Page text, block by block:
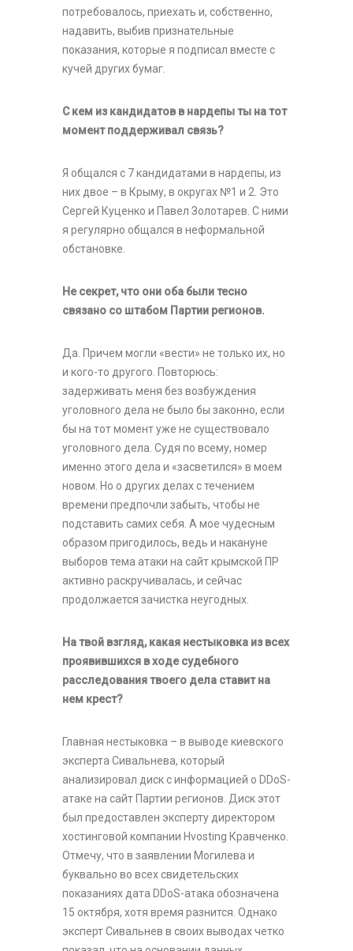
потребовалось, приехать и, собственно,
надавить, выбив признательные
показания, которые я подписал вместе с
кучей других бумаг.
С кем из кандидатов в нардепы ты на тот
момент поддерживал связь?
Я общался с 7 кандидатами в нардепы, из
них двое – в Крыму, в округах №1 и 2. Это
Сергей Куценко и Павел Золотарев. С ними
я регулярно общался в неформальной
обстановке.
Не секрет, что они оба были тесно
связано со штабом Партии регионов.
Да. Причем могли «вести» не только их, но
и кого-то другого. Повторюсь:
задерживать меня без возбуждения
уголовного дела не было бы законно, если
бы на тот момент уже не существовало
уголовного дела. Судя по всему, номер
именно этого дела и «засветился» в моем
новом. Но о других делах с течением
времени предпочли забыть, чтобы не
подставить самих себя. А мое чудесным
образом пригодилось, ведь и накануне
выборов тема атаки на сайт крымской ПР
активно раскручивалась, и сейчас
продолжается зачистка неугодных.
На твой взгляд, какая нестыковка из всех
проявившихся в ходе судебного
расследования твоего дела ставит на
нем крест?
Главная нестыковка – в выводе киевского
эксперта Сивальнева, который
анализировал диск с информацией о DDoS-
атаке на сайт Партии регионов. Диск этот
был предоставлен эксперту директором
хостинговой компании Hvosting Кравченко.
Отмечу, что в заявлении Могилева и
буквально во всех свидетельских
показаниях дата DDoS-атака обозначена
15 октября, хотя время разнится. Однако
эксперт Сивальнев в своих выводах четко